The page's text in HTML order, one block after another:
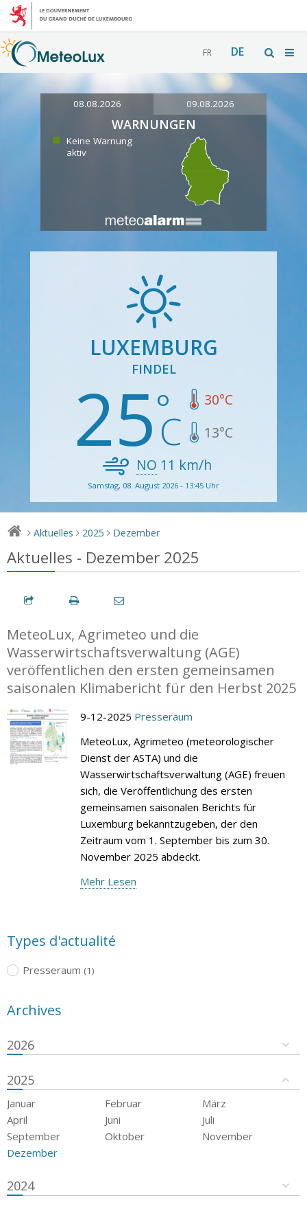
FR DE
08.08.2026 09.08.2026
WARNUNGEN
Keine Warnung
aktiv
LUXEMBURG
FINDEL
25 30°C
13°C
NO 11 km/h
Samstag, 08. August 2026 - 13:45 Uhr
> Aktuelles > 2025 > Dezember
Aktuelles - Dezember 2025
MeteoLux, Agrimeteo und die
Wasserwirtschaftsverwaltung (AGE)
veröffentlichen den ersten gemeinsamen
saisonalen Klimabericht für den Herbst 2025
9-12-2025 Presseraum
MeteoLux, Agrimeteo (meteorologischer
Dienst der ASTA) und die
Wasserwirtschaftsverwaltung (AGE) freuen
sich, die Veröffentlichung des ersten
gemeinsamen saisonalen Berichts für
Luxemburg bekanntzugeben, der den
Zeitraum vom 1. September bis zum 30.
November 2025 abdeckt.
Mehr Lesen
Types d'actualité
Presseraum (1)
Archives
2026
2025
Januar Februar
März
April
Juni
Juli
September
Oktober
November
Dezember
2024